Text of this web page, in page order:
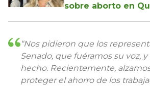
sobre aborto en
“Nos pidieron que los
Senado, que fuéramos su voz,
hecho. Recientemente,
proteger el ahorro de los